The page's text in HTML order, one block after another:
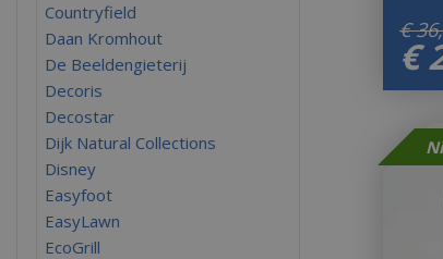
€ 36,
€
Countryfield
Daan Kromhout
De Beeldengieterij
Decoris
Decostar
Dijk Natural Collections
Disney
Easyfoot
EasyLawn
EcoGrill